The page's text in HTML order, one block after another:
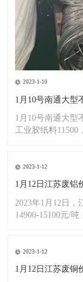
2023-1-10
1月10号南通大型
1月10号南通大型
工业胶纸料11500
2023-1-12
1月12日江苏废铝
2023年1月12日，
14900-15100元/
2023-1-12
1月12日江苏废铜